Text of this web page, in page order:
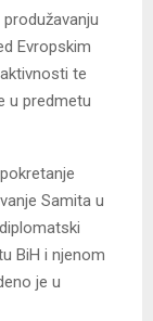
Evropskim
te
u predmetu
Samita u
BiH i njenom
je u